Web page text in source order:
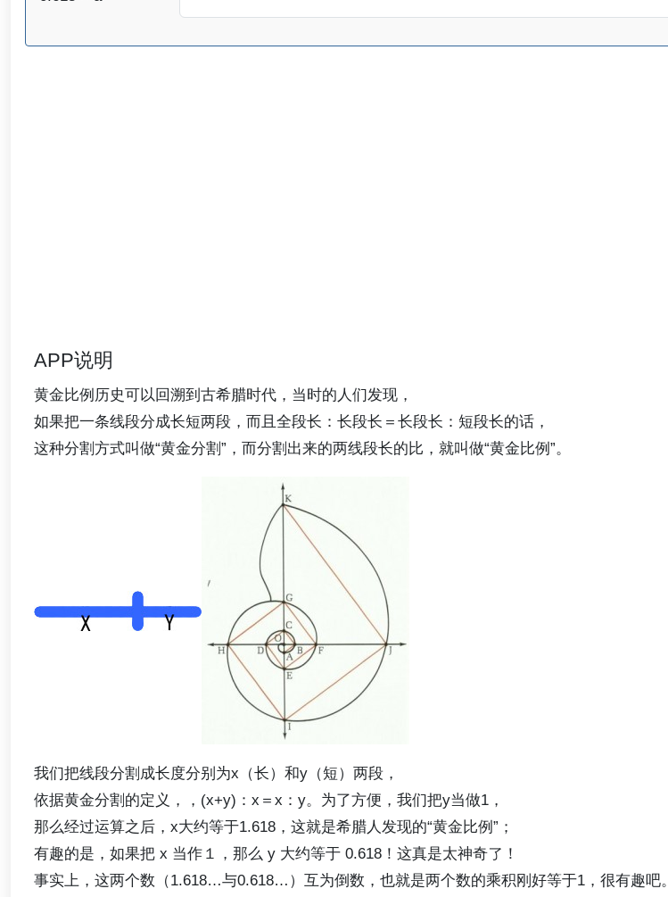
APP说明
黄金比例历史可以回溯到古希腊时代，当时的人们发现，
如果把一条线段分成长短两段，而且全段长：长段长＝长段长：短段长的话，
这种分割方式叫做“黄金分割”，而分割出来的两线段长的比，就叫做“黄金比例”。
我们把线段分割成长度分别为x（长）和y（短）两段，
依据黄金分割的定义，，(x+y)：x＝x：y。为了方便，我们把y当做1，
那么经过运算之后，x大约等于1.618，这就是希腊人发现的“黄金比例”；
有趣的是，如果把 x 当作１，那么 y 大约等于 0.618！这真是太神奇了！
事实上，这两个数（1.618…与0.618…）互为倒数，也就是两个数的乘积刚好等于1，很有趣吧。